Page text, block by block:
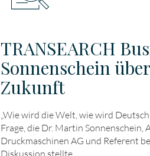
TRANSEARCH
Sonnenschein
Zukunft
„Wie wird die Welt, wie wird
Frage, die Dr. Martin
Druckmaschinen AG und Referent